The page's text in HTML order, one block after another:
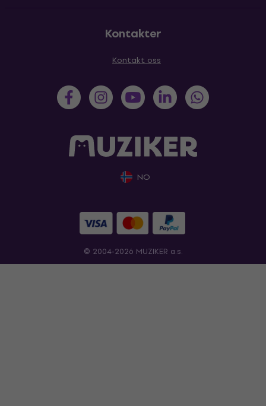
Kontakter
Kontakt oss
NO
© 2004-2026 MUZIKER a.s.